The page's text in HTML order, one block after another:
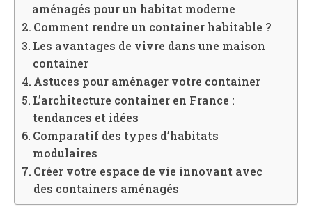
aménagés pour un habitat moderne
Comment rendre un container habitable ?
Les avantages de vivre dans une maison
container
Astuces pour aménager votre container
L’architecture container en France :
tendances et idées
Comparatif des types d’habitats
modulaires
Créer votre espace de vie innovant avec
des containers aménagés